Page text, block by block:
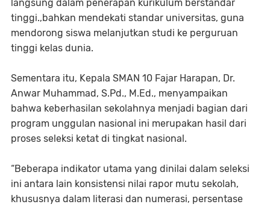
langsung dalam penerapan kurikulum berstandar
tinggi.,bahkan mendekati standar universitas, guna
mendorong siswa melanjutkan studi ke perguruan
tinggi kelas dunia.
Sementara itu, Kepala SMAN 10 Fajar Harapan, Dr.
Anwar Muhammad, S.Pd., M.Ed., menyampaikan
bahwa keberhasilan sekolahnya menjadi bagian dari
program unggulan nasional ini merupakan hasil dari
proses seleksi ketat di tingkat nasional.
“Beberapa indikator utama yang dinilai dalam seleksi
ini antara lain konsistensi nilai rapor mutu sekolah,
khususnya dalam literasi dan numerasi, persentase